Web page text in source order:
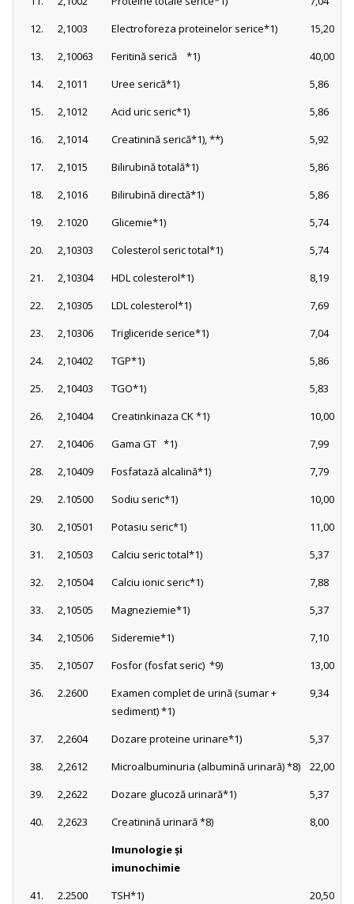
12.
2,1003 Electroforeza proteinelor serice*1)
15,20
13.
2,10063 Feritină serică *1)
40,00
14.
2,1011 Uree serică*1)
5,86
15.
2,1012 Acid uric seric*1)
5,86
16.
2,1014 Creatinină serică*1), **)
5,92
17.
2,1015 Bilirubină totală*1)
5,86
18.
2,1016 Bilirubină directă*1)
5,86
19.
2.1020 Glicemie*1)
5,74
20.
2,10303 Colesterol seric total*1)
5,74
21.
2,10304 HDL colesterol*1)
8,19
22.
2,10305 LDL colesterol*1)
7,69
23.
2,10306 Trigliceride serice*1)
7,04
24.
2,10402 TGP*1)
5,86
25.
2,10403 TGO*1)
5,83
26.
2,10404 Creatinkinaza CK *1)
10,00
27.
2,10406 Gama GT *1)
7,99
28.
2,10409 Fosfatază alcalină*1)
7,79
29.
2.10500 Sodiu seric*1)
10,00
30.
2,10501 Potasiu seric*1)
11,00
31.
2,10503 Calciu seric total*1)
5,37
32.
2,10504 Calciu ionic seric*1)
7,88
33.
2,10505 Magneziemie*1)
5,37
34.
2,10506 Sideremie*1)
7,10
35.
2,10507 Fosfor (fosfat seric) *9)
13,00
36.
2.2600
Examen complet de urină (sumar +
sediment) *1)
9,34
37. 2,2604 Dozare proteine urinare*1)
5,37
38.
2,2612 Microalbuminuria (albumină urinară) *8)
22,00
39.
2,2622 Dozare glucoză urinară*1)
5,37
40.
2,2623 Creatinină urinară *8)
8,00
Imunologie şi
imunochimie
41.
2.2500 TSH*1)
20,50